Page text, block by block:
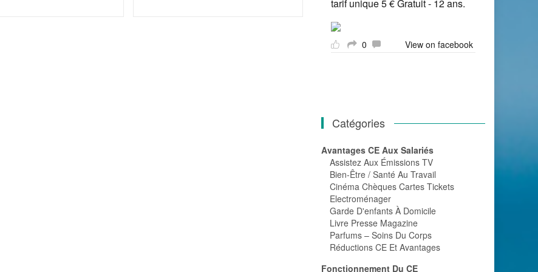
tarif unique 5 € Gratuit - 12 ans.
0 View on facebook
Catégories
Avantages CE Aux Salariés
Assistez Aux Émissions TV
Bien-Être / Santé Au Travail
Cinéma Chèques Cartes Tickets
Electroménager
Garde D'enfants À Domicile
Livre Presse Magazine
Parfums – Soins Du Corps
Réductions CE Et Avantages
Fonctionnement Du CE